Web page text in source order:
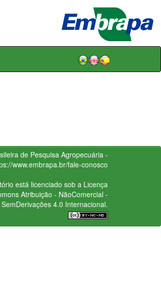
de Pesquisa Agropecuária -
www.embrapa.br/fale-conosco
está licenciado sob a Licença
Atribuição - NãoComercial -
SemDerivações 4.0 Internacional.